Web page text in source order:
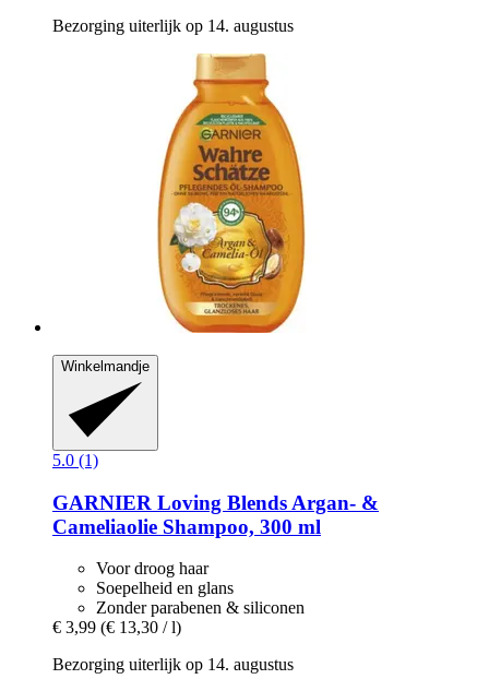
Bezorging uiterlijk op 14. augustus
Winkelmandje
5.0 (1)
GARNIER Loving Blends Argan-​ &
Cameliaolie Shampoo, 300 ml
Voor droog haar
Soepelheid en glans
Zonder parabenen & siliconen
€ 3,99 (€ 13,30 / l)
Bezorging uiterlijk op 14. augustus